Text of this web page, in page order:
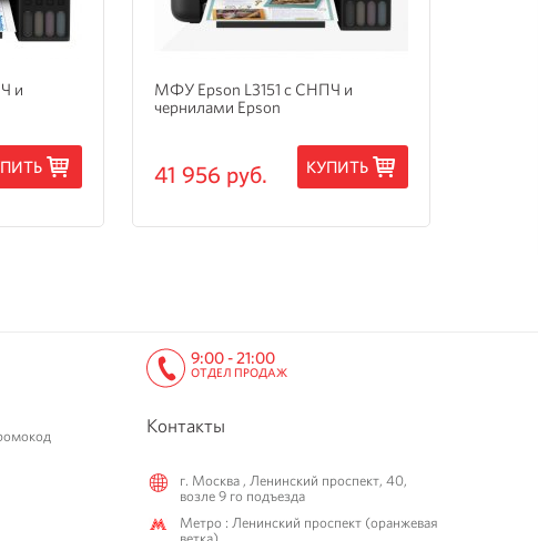
и
МФУ Epson L3151 с СНПЧ и
чернилами Epson
41 956 руб. КУПИТЬ
9:00 - 21:00
ОТДЕЛ ПРОДАЖ
Контакты
г. Москва , Ленинский проспект, 40,
возле 9 го подъезда
Метро : Ленинский проспект (оранжевая